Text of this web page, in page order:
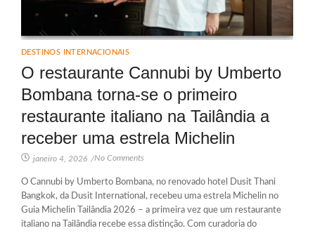
DESTINOS INTERNACIONAIS
O restaurante Cannubi by Umberto
Bombana torna-se o primeiro
restaurante italiano na Tailândia a
receber uma estrela Michelin
janeiro 4, 2026 /No Comments
O Cannubi by Umberto Bombana, no renovado hotel Dusit Thani
Bangkok, da Dusit International, recebeu uma estrela Michelin no
Guia Michelin Tailândia 2026 – a primeira vez que um restaurante
italiano na Tailândia recebe essa distinção. Com curadoria do